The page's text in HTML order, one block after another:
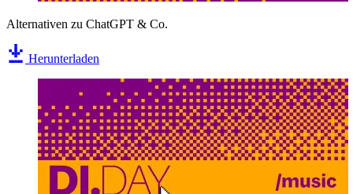
Alternativen zu ChatGPT & Co.
Herunterladen